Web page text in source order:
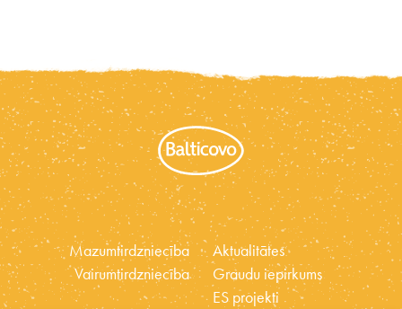
Mazumtirdzniecība
Vairumtirdzniecība
Aktualitātes
Graudu iepirkums
ES projekti